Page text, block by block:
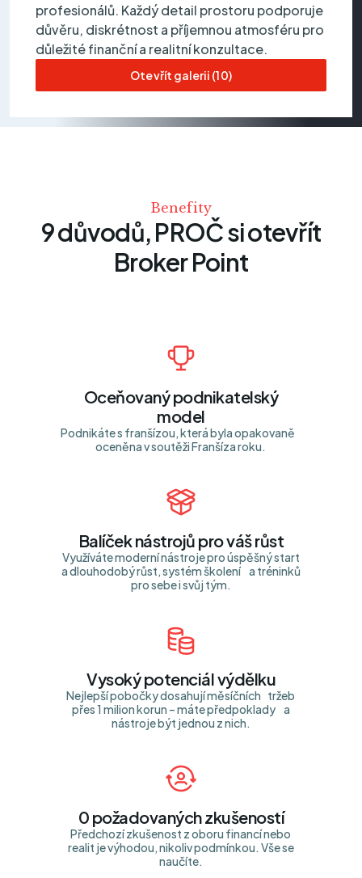
profesionálů. Každý detail prostoru podporuje
důvěru, diskrétnost a příjemnou atmosféru pro
důležité finanční a realitní konzultace.
Otevřít galerii (10)
Benefity
9 důvodů, PROČ si otevřít
Broker Point
Oceňovaný podnikatelský
model
Podnikáte s franšízou, která byla opakovaně
oceněna v soutěži Franšíza roku.
Balíček nástrojů pro váš růst
Využíváte moderní nástroje pro úspěšný start
a dlouhodobý růst, systém školení a tréninků
pro sebe i svůj tým.
Vysoký potenciál výdělku
Nejlepší pobočky dosahují měsíčních tržeb
přes 1 milion korun – máte předpoklady a
nástroje být jednou z nich.
0 požadovaných zkušeností
Předchozí zkušenost z oboru financí nebo
realit je výhodou, nikoliv podmínkou. Vše se
naučíte.